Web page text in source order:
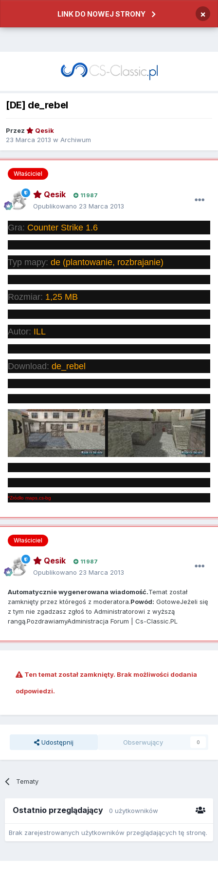
LINK DO NOWEJ STRONY ×
[DE] de_rebel
Przez
Qesik
23 Marca 2013 w Archiwum
Właściciel
Qesik 11 987
Opublikowano 23 Marca 2013
Gra: Counter Strike 1.6
Typ mapy: de (plantowanie, rozbrajanie)
Rozmiar: 1,25 MB
Autor: ILL
Download: de_rebel
*Zródło maps.cs-bg
Właściciel
Qesik 11 987
Opublikowano 23 Marca 2013
Automatycznie wygenerowana wiadomość.Temat został
zamknięty przez któregoś z moderatora.Powód: GotoweJeżeli się
z tym nie zgadzasz zgłoś to Administratorowi z wyższą
rangą.PozdrawiamyAdministracja Forum | Cs-Classic.PL
Ten temat został zamknięty. Brak możliwości dodania
odpowiedzi.
Udostępnij Obserwujący 0
Tematy
Ostatnio przeglądający 0 użytkowników
Brak zarejestrowanych użytkowników przeglądających tę stronę.